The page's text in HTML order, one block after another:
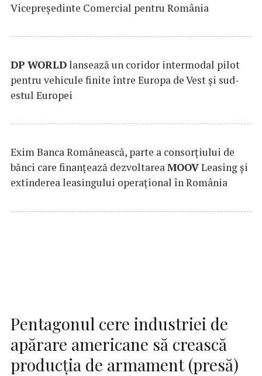
Vicepreședinte Comercial pentru România
DP WORLDlansează un coridor intermodal pilot
pentru vehicule finite între Europa de Vest și sud-
estul Europei
Exim Banca Românească, parte a consorțiului de
bănci care finanțează dezvoltareaMOOVLeasing și
extinderea leasingului operațional în România
Pentagonul cere industriei de
apărare americane să crească
producţia de armament (presă)